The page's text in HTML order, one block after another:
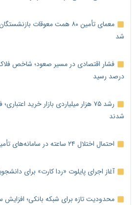
معمای تأمین ۸۰ همت معوقات
شد
درصد رسید
رشد ۷۵ هزار میلیاردی بازار خرید
شدند
احتمال اختلال ۲۴ ساعته در سامانه‌های تأمین اجتماعی
آغاز اجرای پایلوت «ردا کارت» برای
محدودیت تازه برای شبکه بانکی؛ افزایش